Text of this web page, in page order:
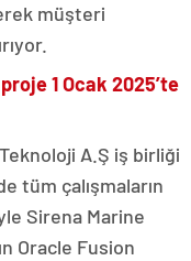
müşteri
1 Ocak 2025’te
A.Ş iş birliği
tüm çalışmaların
Sirena Marine
Oracle Fusion